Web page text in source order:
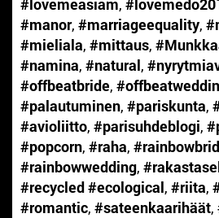
#manor, #marriageequality,
#mieliala, #mittaus,
#namina, #natural,
#offbeatbride,
#palautuminen, #pariskunta,
#avioliitto, #parisuhdeblogi,
#popcorn, #raha,
#rainbowwedding,
#recycled #ecological, #riita,
#romantic, #sateenkaarihäät,